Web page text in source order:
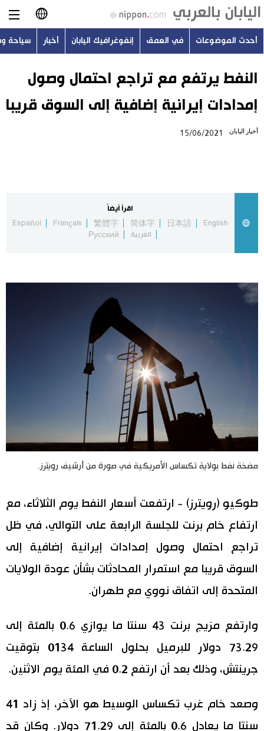
日本語
English
简体字
Русский
أحدث الموضوعات
اليابان في فيديو
أشخاص
اقتصاد
مجتمع
لايف ستايل
إعلان
اللغة اليابانية
هو وهي
المطبخ الياباني
تواصل معنا
أحدث الموضوعات في العمق إنفوغرافيك اليابان أخبار سياحة
النفط يرتفع مع تراجع احتمال وصول
إمدادات إيرانية إضافية إلى السوق قريبا
أخبار اليابان 15/06/2021
اقرأ أيضاً
English
日本語
简体字
繁體字
Français
Español
العربية
Русский
مضخة نفط بولاية تكساس الأمريكية في صورة من أرشيف رويترز.
طوكيو (رويترز) - ارتفعت أسعار النفط يوم الثلاثاء، مع
ارتفاع خام برنت للجلسة الرابعة على التوالي، في ظل
تراجع احتمال وصول إمدادات إيرانية إضافية إلى
السوق قريبا مع استمرار المحادثات بشأن عودة الولايات
المتحدة إلى اتفاق نووي مع طهران.
وارتفع مزيج برنت 43 سنتا ما يوازي 0.6 بالمئة إلى
73.29 دولار للبرميل بحلول الساعة 0134 بتوقيت
جرينتش، وذلك بعد أن ارتفع 0.2 في المئة يوم الاثنين.
وصعد خام غرب تكساس الوسيط هو الآخر، إذ زاد 41
سنتا ما يعادل 0.6 بالمئة إلى 71.29 دولار. وكان قد